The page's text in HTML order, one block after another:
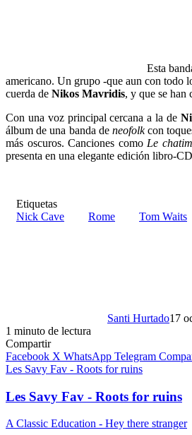
Esta
americano. Un grupo -que aun con todo
cuerda de Nikos Mavridis, y que se han
Con una voz principal cercana a la de
álbum de una banda de neofolkcon
más oscuros. Canciones como Le
presenta en una elegante edición libro-
Etiquetas
Nick Cave
Rome Tom Waits
Santi Hurtado17
1 minuto de lectura
Compartir
Facebook X WhatsApp Telegram
Les Savy Fav - Roots for ruins
Les Savy Fav - Roots for ruins
A Classic Education - Hey there stranger